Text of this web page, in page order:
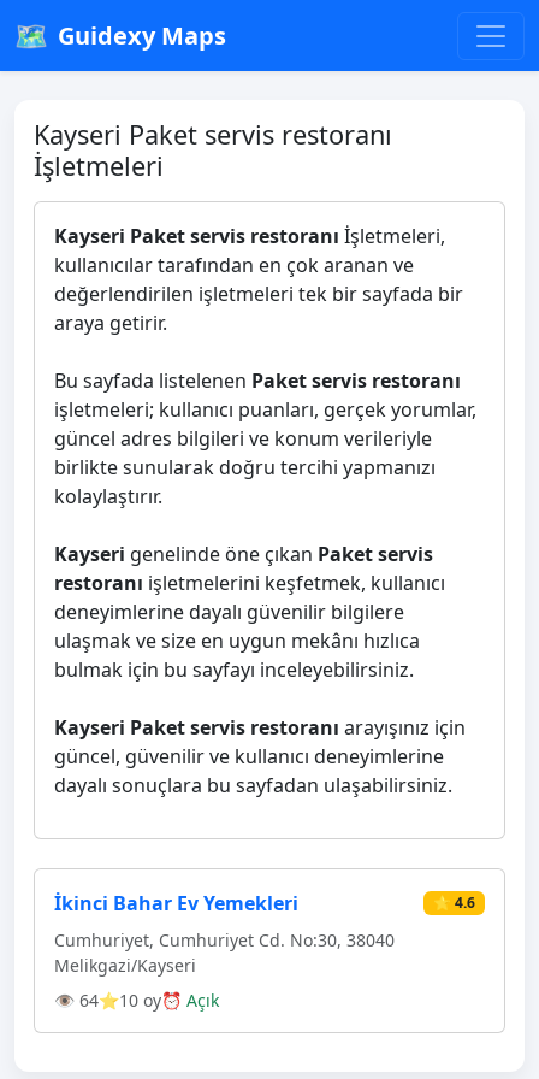
🗺️ Guidexy Maps
Kayseri Paket servis restoranı
İşletmeleri
Kayseri Paket servis restoranı İşletmeleri,
kullanıcılar tarafından en çok aranan ve
değerlendirilen işletmeleri tek bir sayfada bir
araya getirir.
Bu sayfada listelenen Paket servis restoranı
işletmeleri; kullanıcı puanları, gerçek yorumlar,
güncel adres bilgileri ve konum verileriyle
birlikte sunularak doğru tercihi yapmanızı
kolaylaştırır.
Kayseri genelinde öne çıkan Paket servis
restoranı işletmelerini keşfetmek, kullanıcı
deneyimlerine dayalı güvenilir bilgilere
ulaşmak ve size en uygun mekânı hızlıca
bulmak için bu sayfayı inceleyebilirsiniz.
Kayseri Paket servis restoranı arayışınız için
güncel, güvenilir ve kullanıcı deneyimlerine
dayalı sonuçlara bu sayfadan ulaşabilirsiniz.
İkinci Bahar Ev Yemekleri ⭐ 4.6
Cumhuriyet, Cumhuriyet Cd. No:30, 38040
Melikgazi/Kayseri
👁 64⭐10 oy⏰ Açık